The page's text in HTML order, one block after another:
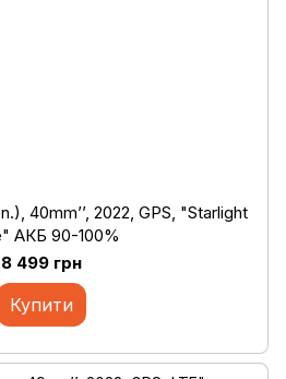
40mm’’, 2022, GPS, "Starlight
АКБ 90-100%
8 499 грн
Купити